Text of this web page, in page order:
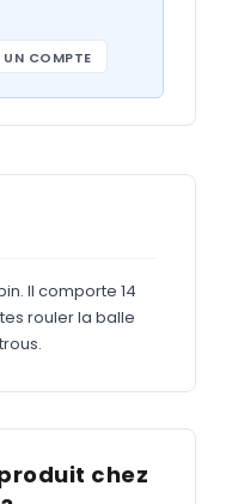
UN COMPTE
Il comporte 14
rouler la balle
chez